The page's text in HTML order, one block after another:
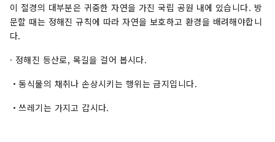
이 절경의 대부분은 귀중한 자연을 가진 국립 공원 내에 있습니다. 방
문할 때는 정해진 규칙에 따라 자연을 보호하고 환경을 배려해야합니
다.
· 정해진 등산로, 목길을 걸어 봅시다.
・동식물의 채취나 손상시키는 행위는 금지입니다.
・쓰레기는 가지고 갑시다.